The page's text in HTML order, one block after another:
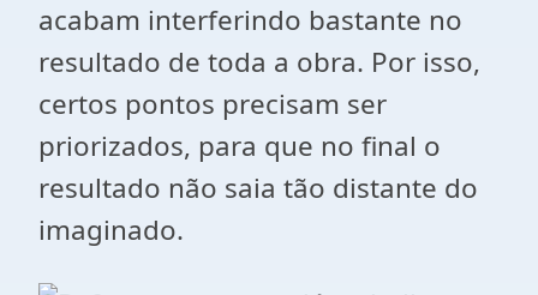
acabam interferindo bastante no
resultado de toda a obra. Por isso,
certos pontos precisam ser
priorizados, para que no final o
resultado não saia tão distante do
imaginado.